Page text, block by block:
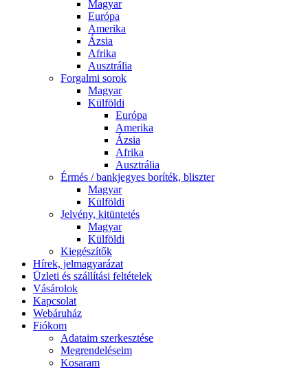
Magyar
Európa
Amerika
Ázsia
Afrika
Ausztrália
Forgalmi sorok
Magyar
Külföldi
Európa
Amerika
Ázsia
Afrika
Ausztrália
Érmés / bankjegyes boríték, bliszter
Magyar
Külföldi
Jelvény, kitüntetés
Magyar
Külföldi
Kiegészítők
Hírek, jelmagyarázat
Üzleti és szállítási feltételek
Vásárolok
Kapcsolat
Webáruház
Fiókom
Adataim szerkesztése
Megrendeléseim
Kosaram